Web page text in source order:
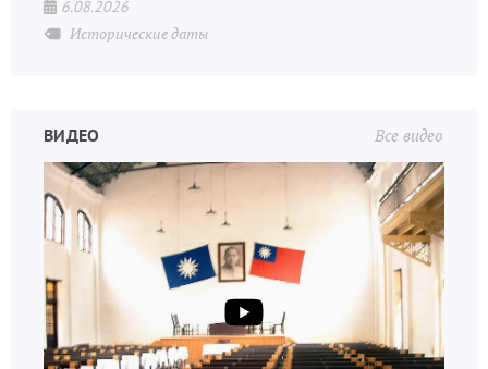
6.08.2026
Исторические даты
Все видео
ВИДЕО